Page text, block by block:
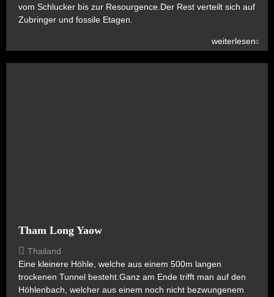
vom Schlucker bis zur Resourgence.Der Rest verteilt sich auf
Zubringer und fossile Etagen.
weiterlesen
Tham Long Yaow
Thailand
Eine kleinere Höhle, welche aus einem 500m langen
trockenen Tunnel besteht.Ganz am Ende trifft man auf den
Höhlenbach, welcher aus einem noch nicht bezwungenem